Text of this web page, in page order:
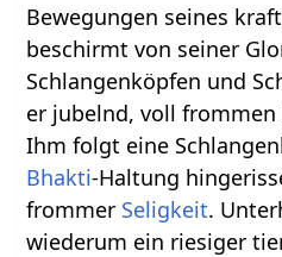
Bewegungen seines
beschirmt von seiner
Schlangenköpfen und
er jubelnd, voll frommen
Ihm folgt eine
Bhakti-Haltung
frommer Seligkeit.
wiederum ein riesiger